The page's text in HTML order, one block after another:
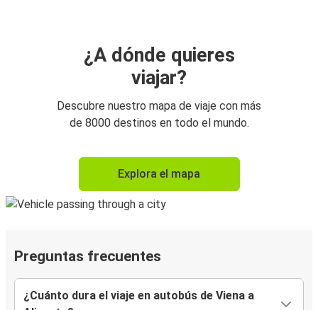
¿A dónde quieres
viajar?
Descubre nuestro mapa de viaje con más
de 8000 destinos en todo el mundo.
Explora el mapa
Preguntas frecuentes
¿Cuánto dura el viaje en autobús de Viena a